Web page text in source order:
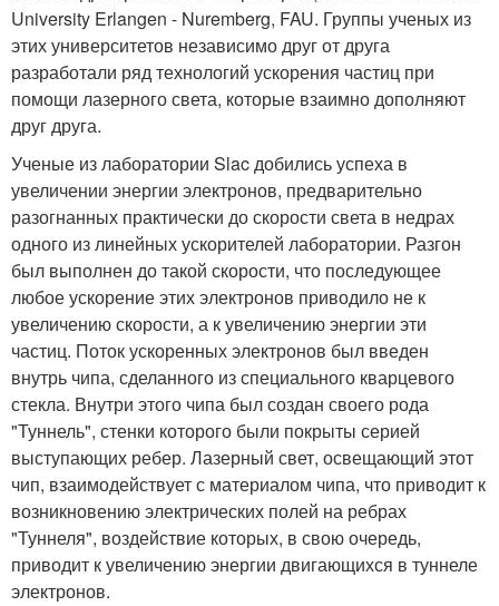
University Erlangen - Nuremberg, FAU. Группы ученых из
этих университетов независимо друг от друга
разработали ряд технологий ускорения частиц при
помощи лазерного света, которые взаимно дополняют
друг друга.
Ученые из лаборатории Slac добились успеха в
увеличении энергии электронов, предварительно
разогнанных практически до скорости света в недрах
одного из линейных ускорителей лаборатории. Разгон
был выполнен до такой скорости, что последующее
любое ускорение этих электронов приводило не к
увеличению скорости, а к увеличению энергии эти
частиц. Поток ускоренных электронов был введен
внутрь чипа, сделанного из специального кварцевого
стекла. Внутри этого чипа был создан своего рода
"Туннель", стенки которого были покрыты серией
выступающих ребер. Лазерный свет, освещающий этот
чип, взаимодействует с материалом чипа, что приводит к
возникновению электрических полей на ребрах
"Туннеля", воздействие которых, в свою очередь,
приводит к увеличению энергии двигающихся в туннеле
электронов.